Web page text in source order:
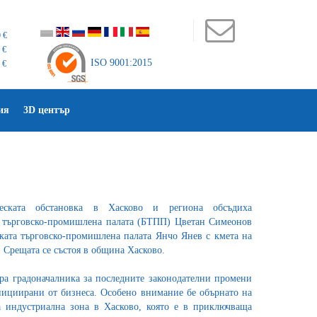
€
€
€
ISO 9001:2015
3D център
обстановка в Хасково и региона обсъдиха
търговско-промишлена палата (БТПП) Цветан Симеонов
търговско-промишлена палата Янчо Янев с кмета на
се състоя в община Хасково.
за последните законодателни промени
от бизнеса. Особено внимание бе обърнато на
индустриална зона в Хасково, която е в приключваща